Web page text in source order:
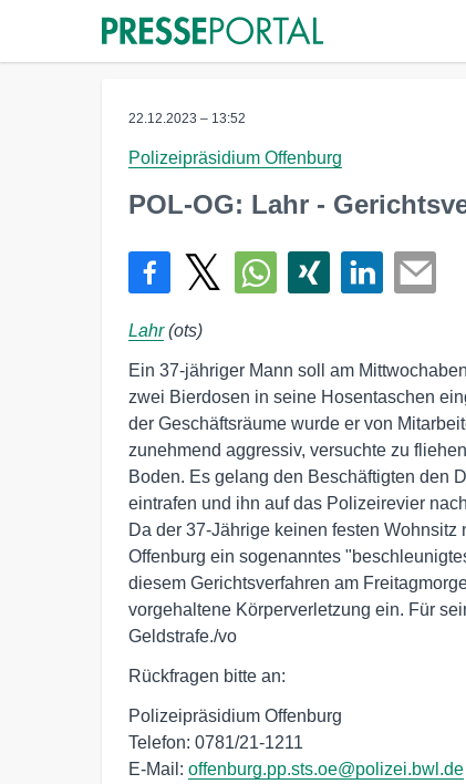
22.12.2023 – 13:52
Polizeipräsidium Offenburg
POL-OG: Lahr -
Lahr(ots)
Ein 37-jähriger Mann soll am
zwei Bierdosen in seine Hosentaschen
der Geschäftsräume wurde er von
zunehmend aggressiv, versuchte zu
Boden. Es gelang den Beschäftigten den
eintrafen und ihn auf das Polizeirevier
Da der 37-Jährige keinen festen
Offenburg ein sogenanntes
diesem Gerichtsverfahren am
vorgehaltene Körperverletzung ein. Für
Geldstrafe./vo
Rückfragen bitte an:
Polizeipräsidium Offenburg
Telefon: 0781/21-1211
E-Mail: offenburg.pp.sts.oe@polizei.bwl.de